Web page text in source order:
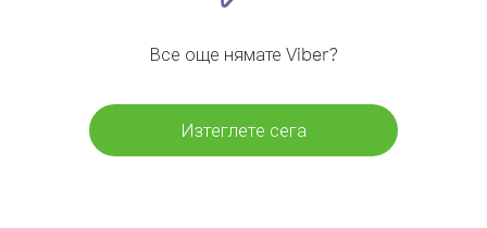
Все още нямате Viber?
Изтеглете сега